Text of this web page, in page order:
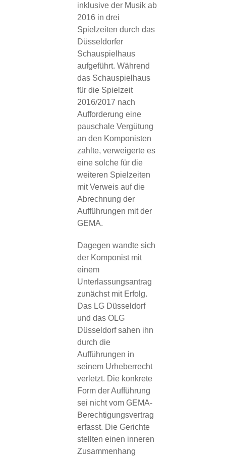
inklusive der Musik ab
2016 in drei
Spielzeiten durch das
Düsseldorfer
Schauspielhaus
aufgeführt. Während
das Schauspielhaus
für die Spielzeit
2016/2017 nach
Aufforderung eine
pauschale Vergütung
an den Komponisten
zahlte, verweigerte es
eine solche für die
weiteren Spielzeiten
mit Verweis auf die
Abrechnung der
Aufführungen mit der
GEMA.
Dagegen wandte sich
der Komponist mit
einem
Unterlassungsantrag
zunächst mit Erfolg.
Das LG Düsseldorf
und das OLG
Düsseldorf sahen ihn
durch die
Aufführungen in
seinem Urheberrecht
verletzt. Die konkrete
Form der Aufführung
sei nicht vom GEMA-
Berechtigungsvertrag
erfasst. Die Gerichte
stellten einen inneren
Zusammenhang